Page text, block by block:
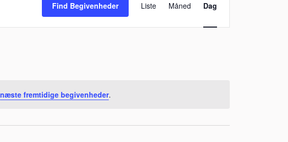
næste fremtidige begivenheder.
Find Begivenheder
Navigation
Liste Måned Dag